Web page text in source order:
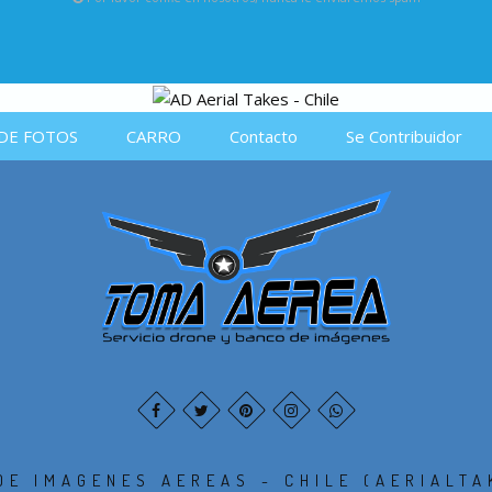
FOTOS CARRO Contacto Se Contribuidor
IMAGENES AEREAS - CHILE